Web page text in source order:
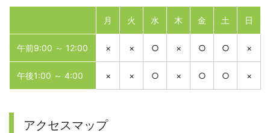
月 火 水 木 金 土 日
午前9:00 ～ 12:00 × × ○ × ○ ○ ×
午後1:00 ～ 4:00 × × ○ × ○ ○ ×
アクセスマップ